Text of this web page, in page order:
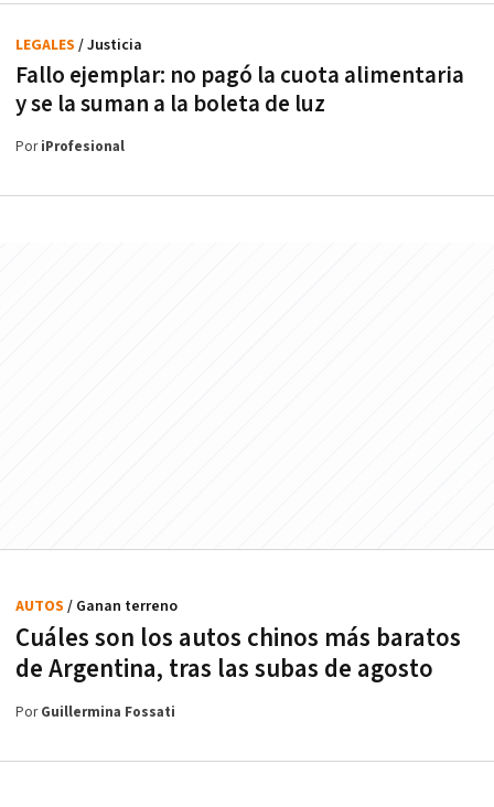
Fallo ejemplar: no pagó la cuota alimentaria
y se la suman a la boleta de luz
LEGALES / Justicia
PoriProfesional
Cuáles son los autos chinos más baratos
de Argentina, tras las subas de agosto
AUTOS / Ganan terreno
PorGuillermina Fossati